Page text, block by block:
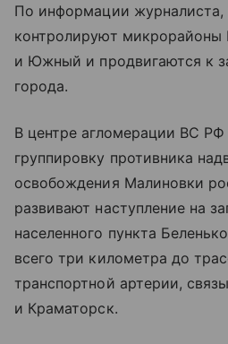
По информации журналиста,
контролируют микрорайоны
и Южный и продвигаются к
города.
В центре агломерации ВС РФ
группировку противника
освобождения Малиновки
развивают наступление на
населенного пункта
всего три километра до
транспортной артерии,
и Краматорск.